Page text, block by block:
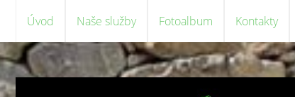
Úvod Naše služby Fotoalbum Kontakty